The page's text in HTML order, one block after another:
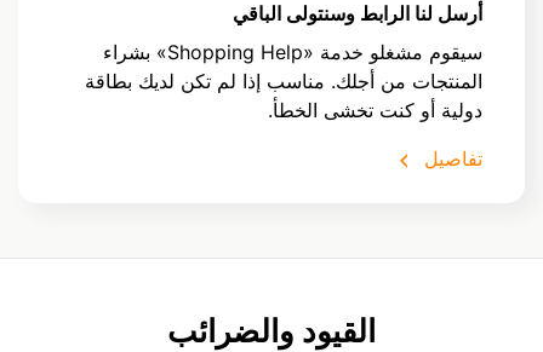
أرسل لنا الرابط وسنتولى الباقي
سيقوم مشغلو خدمة «Shopping Help» بشراء
المنتجات من أجلك. مناسب إذا لم تكن لديك بطاقة
دولية أو كنت تخشى الخطأ.
تفاصيل
القيود والضرائب